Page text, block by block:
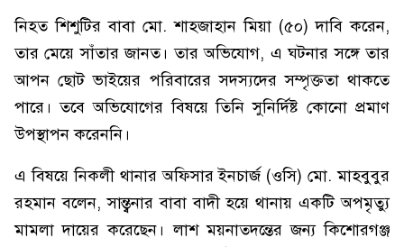
নিহত শিশুটির বাবা মো. শাহজাহান মিয়া (৫০) দাবি করেন,
তার মেয়ে সাঁতার জানত। তার অভিযোগ, এ ঘটনার সঙ্গে তার
আপন ছোট ভাইয়ের পরিবারের সদস্যদের সম্পৃক্ততা থাকতে
পারে। তবে অভিযোগের বিষয়ে তিনি সুনির্দিষ্ট কোনো প্রমাণ
উপস্থাপন করেননি।
এ বিষয়ে নিকলী থানার অফিসার ইনচার্জ (ওসি) মো. মাহবুবুর
রহমান বলেন, সান্ত্বনার বাবা বাদী হয়ে থানায় একটি অপমৃত্যু
মামলা দায়ের করেছেন। লাশ ময়নাতদন্তের জন্য কিশোরগঞ্জ